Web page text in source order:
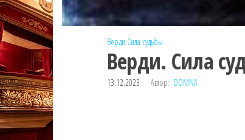
Верди Сила судьбы
Верди. Сила
13.12.2023 Автор: DOMNA